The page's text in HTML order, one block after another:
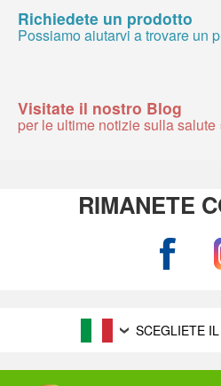
Richiedete un prodotto
Possiamo aiutarvi a trovare un
Visitate il nostro Blog
per le ultime notizie sulla salute
RIMANETE
SCEGLIETE